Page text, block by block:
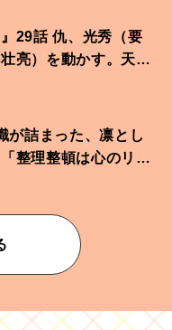
29話 仇、光秀（要
亮）を動かす。天下
が詰まった、凛とし
整理整頓は心のリズ